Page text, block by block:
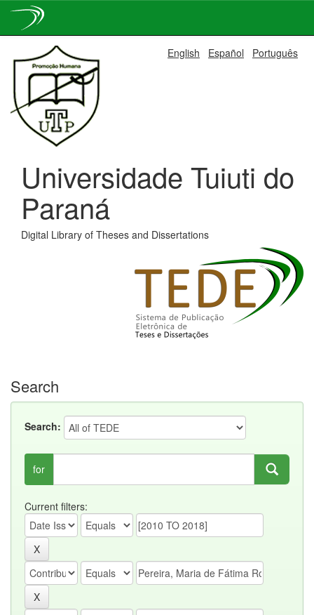
navigation
English Español Português
Universidade Tuiuti do
Paraná
Digital Library of Theses and Dissertations
Search
Search:
for
Current filters: